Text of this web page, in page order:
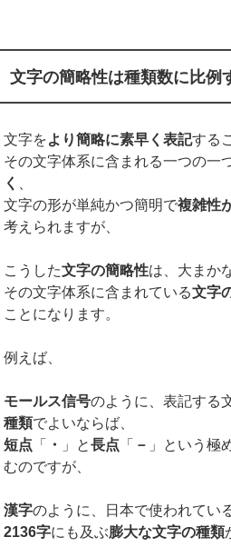
文字の簡略性は種類数に比例
文字をより簡略に素早く表記する
その文字体系に含まれる一つの一
く
文字の形が単純かつ簡明で複雑性
考えられますが、
こうした文字の簡略性は、大まか
その文字体系に含まれている文字
ことになります。
例えば、
モールス信号のように、表記する
種類でよいならば、
短点 「 ・ 」と長点 「 － 」という極
むのですが、
漢字のように、日本で使われてい
2136字にも及ぶ膨大な文字の種類